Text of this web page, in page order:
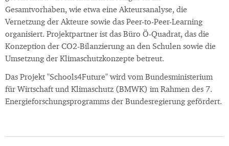
Gesamtvorhaben, wie etwa eine Akteursanalyse, die
Vernetzung der Akteure sowie das Peer-to-Peer-Learning
organisiert. Projektpartner ist das Büro Ö-Quadrat, das die
Konzeption der CO2-Bilanzierung an den Schulen sowie die
Umsetzung der Klimaschutzkonzepte betreut.
Das Projekt "Schools4Future" wird vom Bundesministerium
für Wirtschaft und Klimaschutz (BMWK) im Rahmen des 7.
Energieforschungsprogramms der Bundesregierung gefördert.